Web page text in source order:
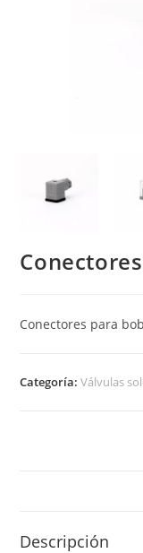
Conectores para
Categoría:Válvulas
Descripción